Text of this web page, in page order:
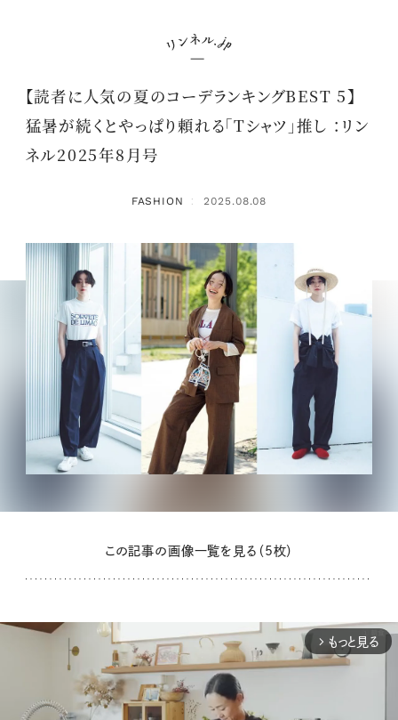
【読者に人気の夏のコーデランキングBEST 5】
猛暑が続くとやっぱり頼れる「Tシャツ」推し ：リン
ネル2025年8月号
FASHION ： 2025.08.08
この記事の画像一覧を見る（5枚）
arrow_forward_ios もっと見る